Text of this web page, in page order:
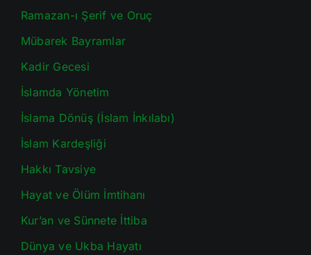
Ramazan-ı Şerif ve Oruç
Mübarek Bayramlar
Kadir Gecesi
İslamda Yönetim
İslama Dönüş (İslam İnkılabı)
İslam Kardeşliği
Hakkı Tavsiye
Hayat ve Ölüm İmtihanı
Kur’an ve Sünnete İttiba
Dünya ve Ukba Hayatı